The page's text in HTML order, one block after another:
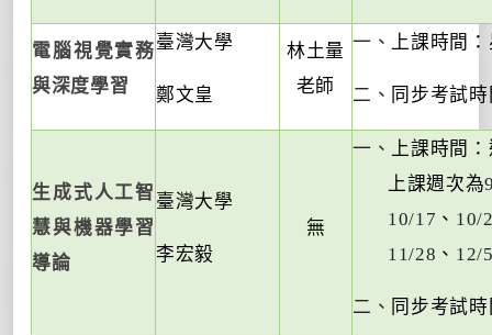
電腦視覺實務
與深度學習
臺灣大學
鄭文皇
林土量
老師
一、 上課時間
二、 同步考試
生成式人工智
慧與機器學習
導論
臺灣大學
李宏毅
無
一、
上課時間
上課週次為
10/17 、 10/
11/28 、 12/
二、 同步考試